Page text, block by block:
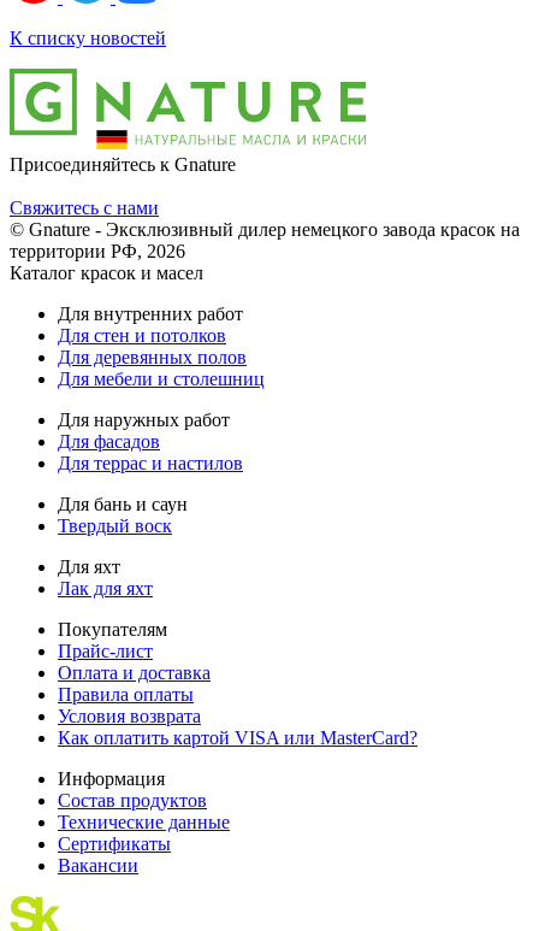
К списку новостей
Присоединяйтесь к Gnature
Свяжитесь с нами
© Gnature - Эксклюзивный дилер немецкого завода красок на
территории РФ, 2026
Каталог красок и масел
Для внутренних работ
Для стен и потолков
Для деревянных полов
Для мебели и столешниц
Для наружных работ
Для фасадов
Для террас и настилов
Для бань и саун
Твердый воск
Для яхт
Лак для яхт
Покупателям
Прайс-лист
Оплата и доставка
Правила оплаты
Условия возврата
Как оплатить картой VISA или MasterCard?
Информация
Состав продуктов
Технические данные
Сертификаты
Вакансии